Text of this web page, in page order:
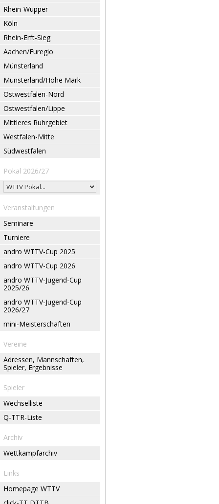
Rhein-Wupper
Köln
Rhein-Erft-Sieg
Aachen/Euregio
Münsterland
Münsterland/Hohe Mark
Ostwestfalen-Nord
Ostwestfalen/Lippe
Mittleres Ruhrgebiet
Westfalen-Mitte
Südwestfalen
Pokal 2026/27
Veranstaltungen
Seminare
Turniere
andro WTTV-Cup 2025
andro WTTV-Cup 2026
andro WTTV-Jugend-Cup
2025/26
andro WTTV-Jugend-Cup
2026/27
mini-Meisterschaften
Vereine
Adressen, Mannschaften,
Spieler, Ergebnisse
Spieler
Wechselliste
Q-TTR-Liste
Archiv
Wettkampfarchiv
Links
Homepage WTTV